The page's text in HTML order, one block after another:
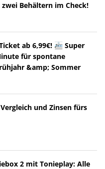
Behältern im Check!
ab 6,99€! 🚈 Super
für spontane
&amp; Sommer
und Zinsen fürs
2 mit Tonieplay: Alle